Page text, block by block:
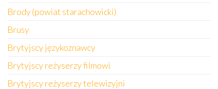
Brody (powiat starachowicki)
Brusy
Brytyjscy językoznawcy
Brytyjscy reżyserzy filmowi
Brytyjscy reżyserzy telewizyjni